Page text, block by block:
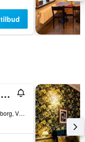
Sure Hotel by Best Western Allen
Parkgatan 10, Göteborg, Västra Götalands län, Sverige